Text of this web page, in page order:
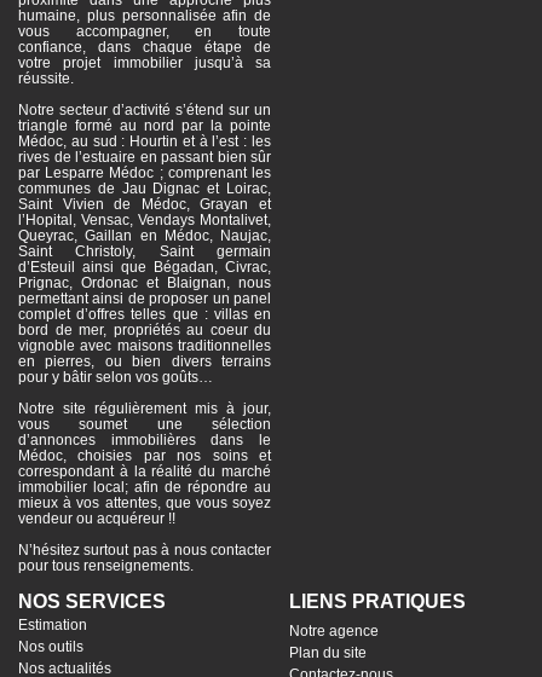
humaine, plus personnalisée afin de
vous accompagner, en toute
confiance, dans chaque étape de
votre projet immobilier jusqu’à sa
réussite.
Notre secteur d’activité s’étend sur un
triangle formé au nord par la pointe
Médoc, au sud : Hourtin et à l’est : les
rives de l’estuaire en passant bien sûr
par Lesparre Médoc ; comprenant les
communes de Jau Dignac et Loirac,
Saint Vivien de Médoc, Grayan et
l’Hopital, Vensac, Vendays Montalivet,
Queyrac, Gaillan en Médoc, Naujac,
Saint Christoly, Saint germain
d’Esteuil ainsi que Bégadan, Civrac,
Prignac, Ordonac et Blaignan, nous
permettant ainsi de proposer un panel
complet d’offres telles que : villas en
bord de mer, propriétés au coeur du
vignoble avec maisons traditionnelles
en pierres, ou bien divers terrains
pour y bâtir selon vos goûts…
Notre site régulièrement mis à jour,
vous soumet une sélection
d’annonces immobilières dans le
Médoc, choisies par nos soins et
correspondant à la réalité du marché
immobilier local; afin de répondre au
mieux à vos attentes, que vous soyez
vendeur ou acquéreur !!
N’hésitez surtout pas à nous contacter
pour tous renseignements.
NOS SERVICES
Estimation
Nos outils
Nos actualités
LIENS PRATIQUES
Notre agence
Plan du site